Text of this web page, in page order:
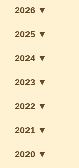
2026 ▼
2025 ▼
2024 ▼
2023 ▼
2022 ▼
2021 ▼
2020 ▼